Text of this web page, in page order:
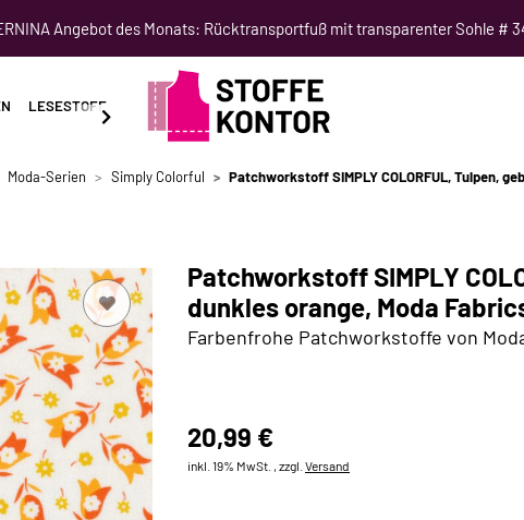
Angebot des Monats: Rücktransportfuß mit transparenter Sohle #
LESESTOFF SCHNITTMUSTER NÄHKURSE
Moda-Serien Simply Colorful Patchworkstoff SIMPLY COLORFUL, Tulpen,
Patchworkstoff SIMPLY
dunkles orange, Moda
Farbenfrohe Patchworkstoffe von
20,99 €
inkl. 19% MwSt. , zzgl. Versand